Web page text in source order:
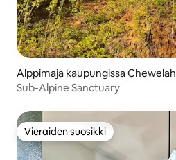
Alppimaja kaupungissa Chewelah
Sub-Alpine Sanctuary
Vieraiden suosikki
Vieraiden suosikki